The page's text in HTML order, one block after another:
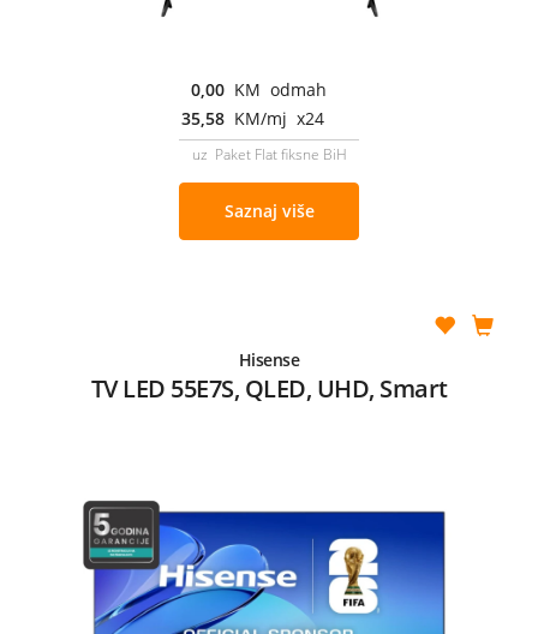
0,00 KM odmah
35,58 KM/mj x24
uz Paket Flat fiksne BiH
Saznaj više
Hisense
TV LED 55E7S, QLED, UHD, Smart